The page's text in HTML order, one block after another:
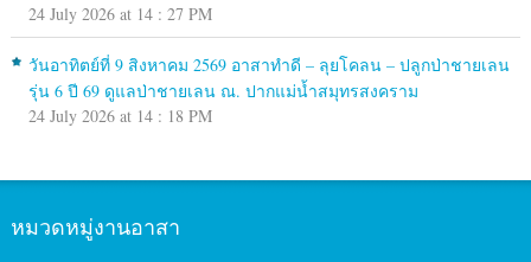
24 July 2026 at 14 : 27 PM
วันอาทิตย์ที่ 9 สิงหาคม 2569 อาสาทำดี – ลุยโคลน – ปลูกป่าชายเลน
รุ่น 6 ปี 69 ดูแลป่าชายเลน ณ. ปากแม่น้ำสมุทรสงคราม
24 July 2026 at 14 : 18 PM
หมวดหมู่งานอาสา